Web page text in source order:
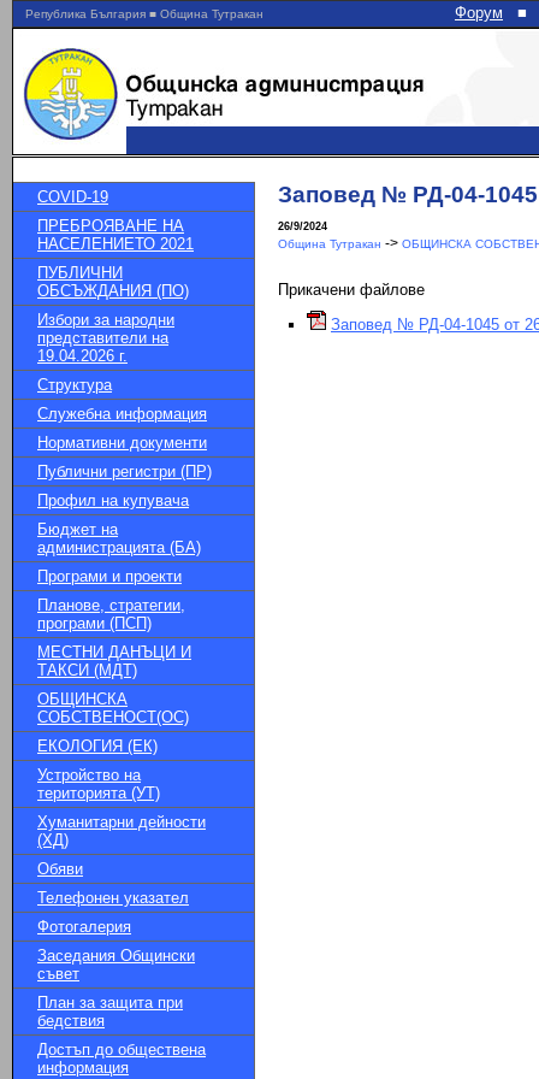
Република България ■ Община Тутракан Форум ■
COVID-19
ПРЕБРОЯВАНЕ НА
НАСЕЛЕНИЕТО 2021
ПУБЛИЧНИ
ОБСЪЖДАНИЯ (ПО)
Избори за народни
представители на
19.04.2026 г.
Структура
Служебна информация
Нормативни документи
Публични регистри (ПР)
Профил на купувача
Бюджет на
администрацията (БА)
Програми и проекти
Планове, стратегии,
програми (ПСП)
МЕСТНИ ДАНЪЦИ И
ТАКСИ (МДТ)
ОБЩИНСКА
СОБСТВЕНОСТ(ОС)
ЕКОЛОГИЯ (ЕК)
Устройство на
територията (УТ)
Хуманитарни дейности
(ХД)
Обяви
Телефонен указател
Фотогалерия
Заседания Общински
съвет
План за защита при
бедствия
Достъп до обществена
информация
Заповед № РД-04-1045
26/9/2024
Община Тутракан -> ОБЩИНСКА
Прикачени файлове
Заповед № РД-04-1045 от